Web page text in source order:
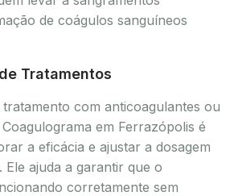
de coágulos sanguíneos
Tratamentos
com anticoagulantes ou
em Ferrazópolis é
a eficácia e ajustar a dosagem
Ele ajuda a garantir que o
corretamente sem